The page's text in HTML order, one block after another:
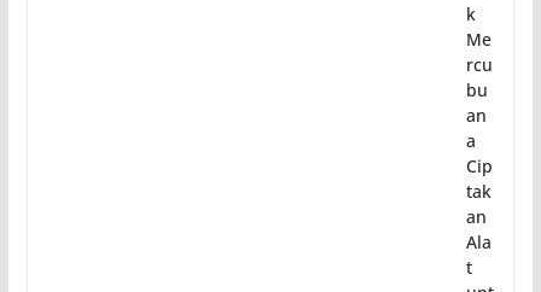
k
Me
rcu
bu
an
a
Cip
tak
an
Ala
t